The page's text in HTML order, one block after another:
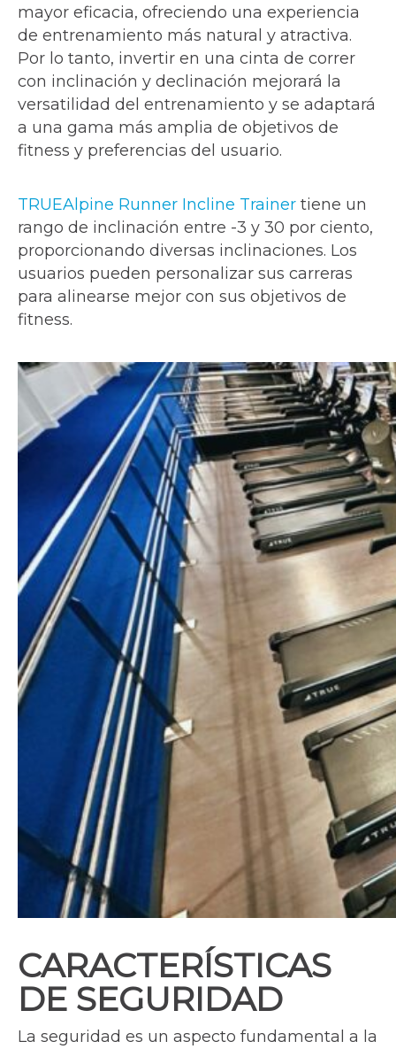
mayor eficacia, ofreciendo una experiencia
de entrenamiento más natural y atractiva.
Por lo tanto, invertir en una cinta de correr
con inclinación y declinación mejorará la
versatilidad del entrenamiento y se adaptará
a una gama más amplia de objetivos de
fitness y preferencias del usuario.
TRUEAlpine Runner Incline Trainer tiene un
rango de inclinación entre -3 y 30 por ciento,
proporcionando diversas inclinaciones. Los
usuarios pueden personalizar sus carreras
para alinearse mejor con sus objetivos de
fitness.
CARACTERÍSTICAS
DE SEGURIDAD
La seguridad es un aspecto fundamental a la